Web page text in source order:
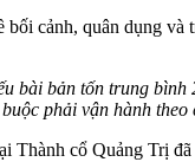
cảnh, quân dụng
bài bản tốn trung
phải vận hành theo
cổ Quảng Trị